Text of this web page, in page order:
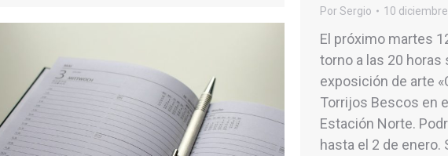
PorSergio 10
El próximo martes
torno a las 20 horas
exposición de arte
Torrijos Bescos en
Estación Norte.
hasta el 2 de enero.